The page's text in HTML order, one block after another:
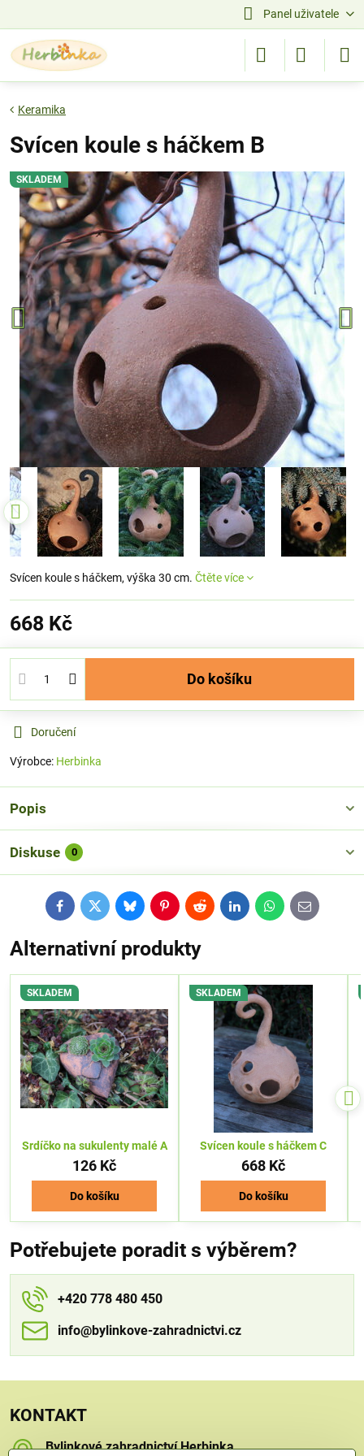
Panel uživatele
SKLADEM
Keramika
Svícen koule s háčkem B
Svícen koule s háčkem, výška 30 cm. Čtěte více
668 Kč
Do košíku
Doručení
Výrobce: Herbinka
Popis
Diskuse 0
FacebookTwitterBlueskyPinterestRedditLinkedInWhatsApp
E-
mail
Alternativní produkty
SKLADEM
Srdíčko na sukulenty malé A
126 Kč
Do košíku
SKLADEM
Svícen koule s háčkem C
668 Kč
Do košíku
Potřebujete poradit s výběrem?
+420 778 480 450
info​​@bylinkove-zahradnictvi​​.cz
KONTAKT
Bylinkové zahradnictví Herbinka